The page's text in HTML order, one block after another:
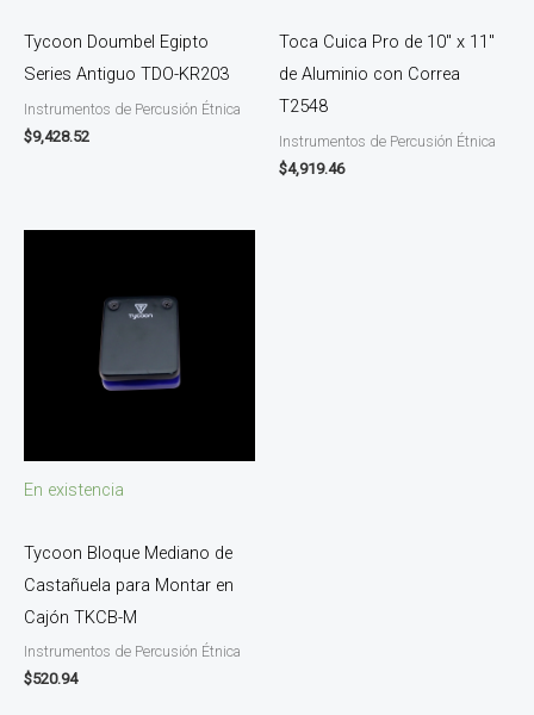
Tycoon Doumbel Egipto
Series Antiguo TDO-KR203
Instrumentos de Percusión Étnica
$9,428.52
Toca Cuica Pro de 10″ x 11″
de Aluminio con Correa
T2548
Instrumentos de Percusión Étnica
$4,919.46
En existencia
Tycoon Bloque Mediano de
Castañuela para Montar en
Cajón TKCB-M
Instrumentos de Percusión Étnica
$520.94